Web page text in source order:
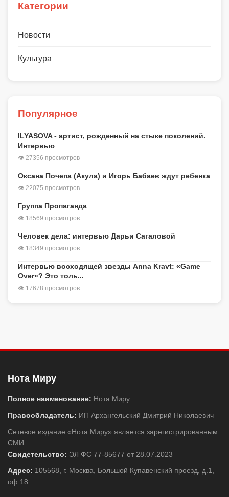
Категории
Новости
Культура
Популярное
ILYASOVA - артист, рожденный на стыке поколений.
Интервью
👁 27356 просмотров
Оксана Почепа (Акула) и Игорь Бабаев ждут ребенка
👁 22075 просмотров
Группа Пропаганда
👁 18569 просмотров
Человек дела: интервью Дарьи Сагаловой
👁 18349 просмотров
Интервью восходящей звезды Anna Kravt: «Game
Over»? Это толь...
👁 17678 просмотров
Нота Миру
Полное наименование: Нота Миру
Правообладатель: ИП Архангельский Дмитрий Николаевич
Сетевое издание «Нота Миру» является зарегистрированным
СМИ
Свидетельство: ЭЛ ФС 77-85677 от 28.07.2023
Адрес: 105568, г. Москва, Большой Купавенский проезд, д.1,
оф.18